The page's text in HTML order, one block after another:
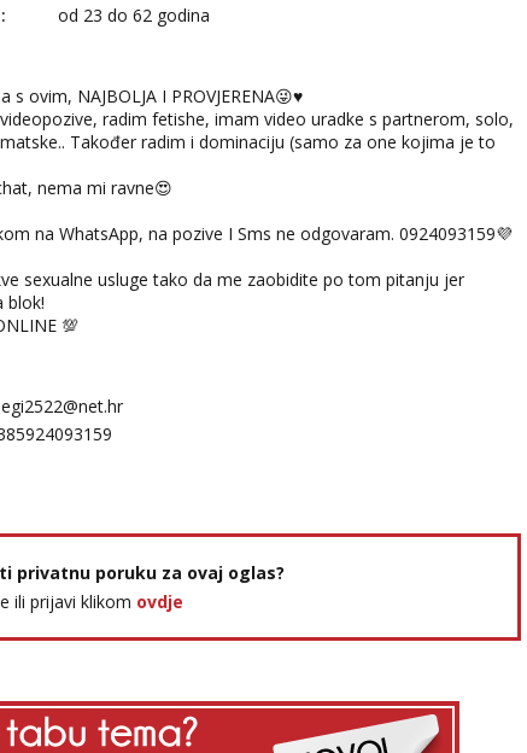
od 23 do 62 godina
s ovim, NAJBOLJA I PROVJERENA😜♥️
radim fetishe, imam video uradke s partnerom, solo,
Također radim i dominaciju (samo za one kojima je to
nema mi ravne😍
na WhatsApp, na pozive I Sms ne odgovaram. 0924093159💜
sexualne usluge tako da me zaobidite po tom pitanju jer
blok!
💯
privatnu poruku za ovaj oglas?
ili prijavi klikom ovdje